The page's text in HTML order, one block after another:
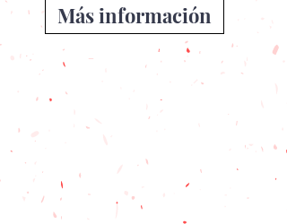
Más información